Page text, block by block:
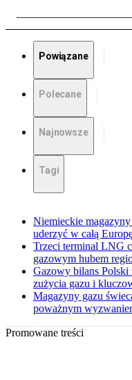
Powiązane
Polecane
Najnowsze
Tagi
Niemieckie
uderzyć w całą
Trzeci terminal LNG
gazowym hubem
Gazowy bilans
zużycia gazu i
Magazyny gazu
poważnym
Promowane treści